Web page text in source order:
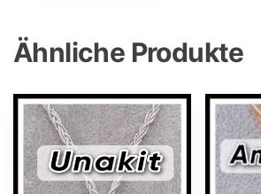
Ähnliche Produkte